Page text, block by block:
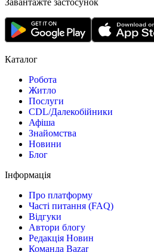
Завантажте застосунок
Каталог
Робота
Житло
Послуги
CDL/Далекобійники
Афіша
Знайомства
Новини
Блог
Інформація
Про платформу
Часті питання (FAQ)
Відгуки
Автори блогу
Редакція Новин
Команда Bazar